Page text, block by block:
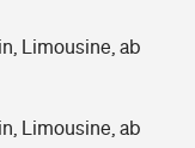
Limousine, ab
Limousine, ab